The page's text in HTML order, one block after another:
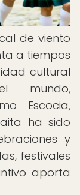
de viento
a tiempos
cultural
mundo,
Escocia,
ha sido
y
festivales
aporta